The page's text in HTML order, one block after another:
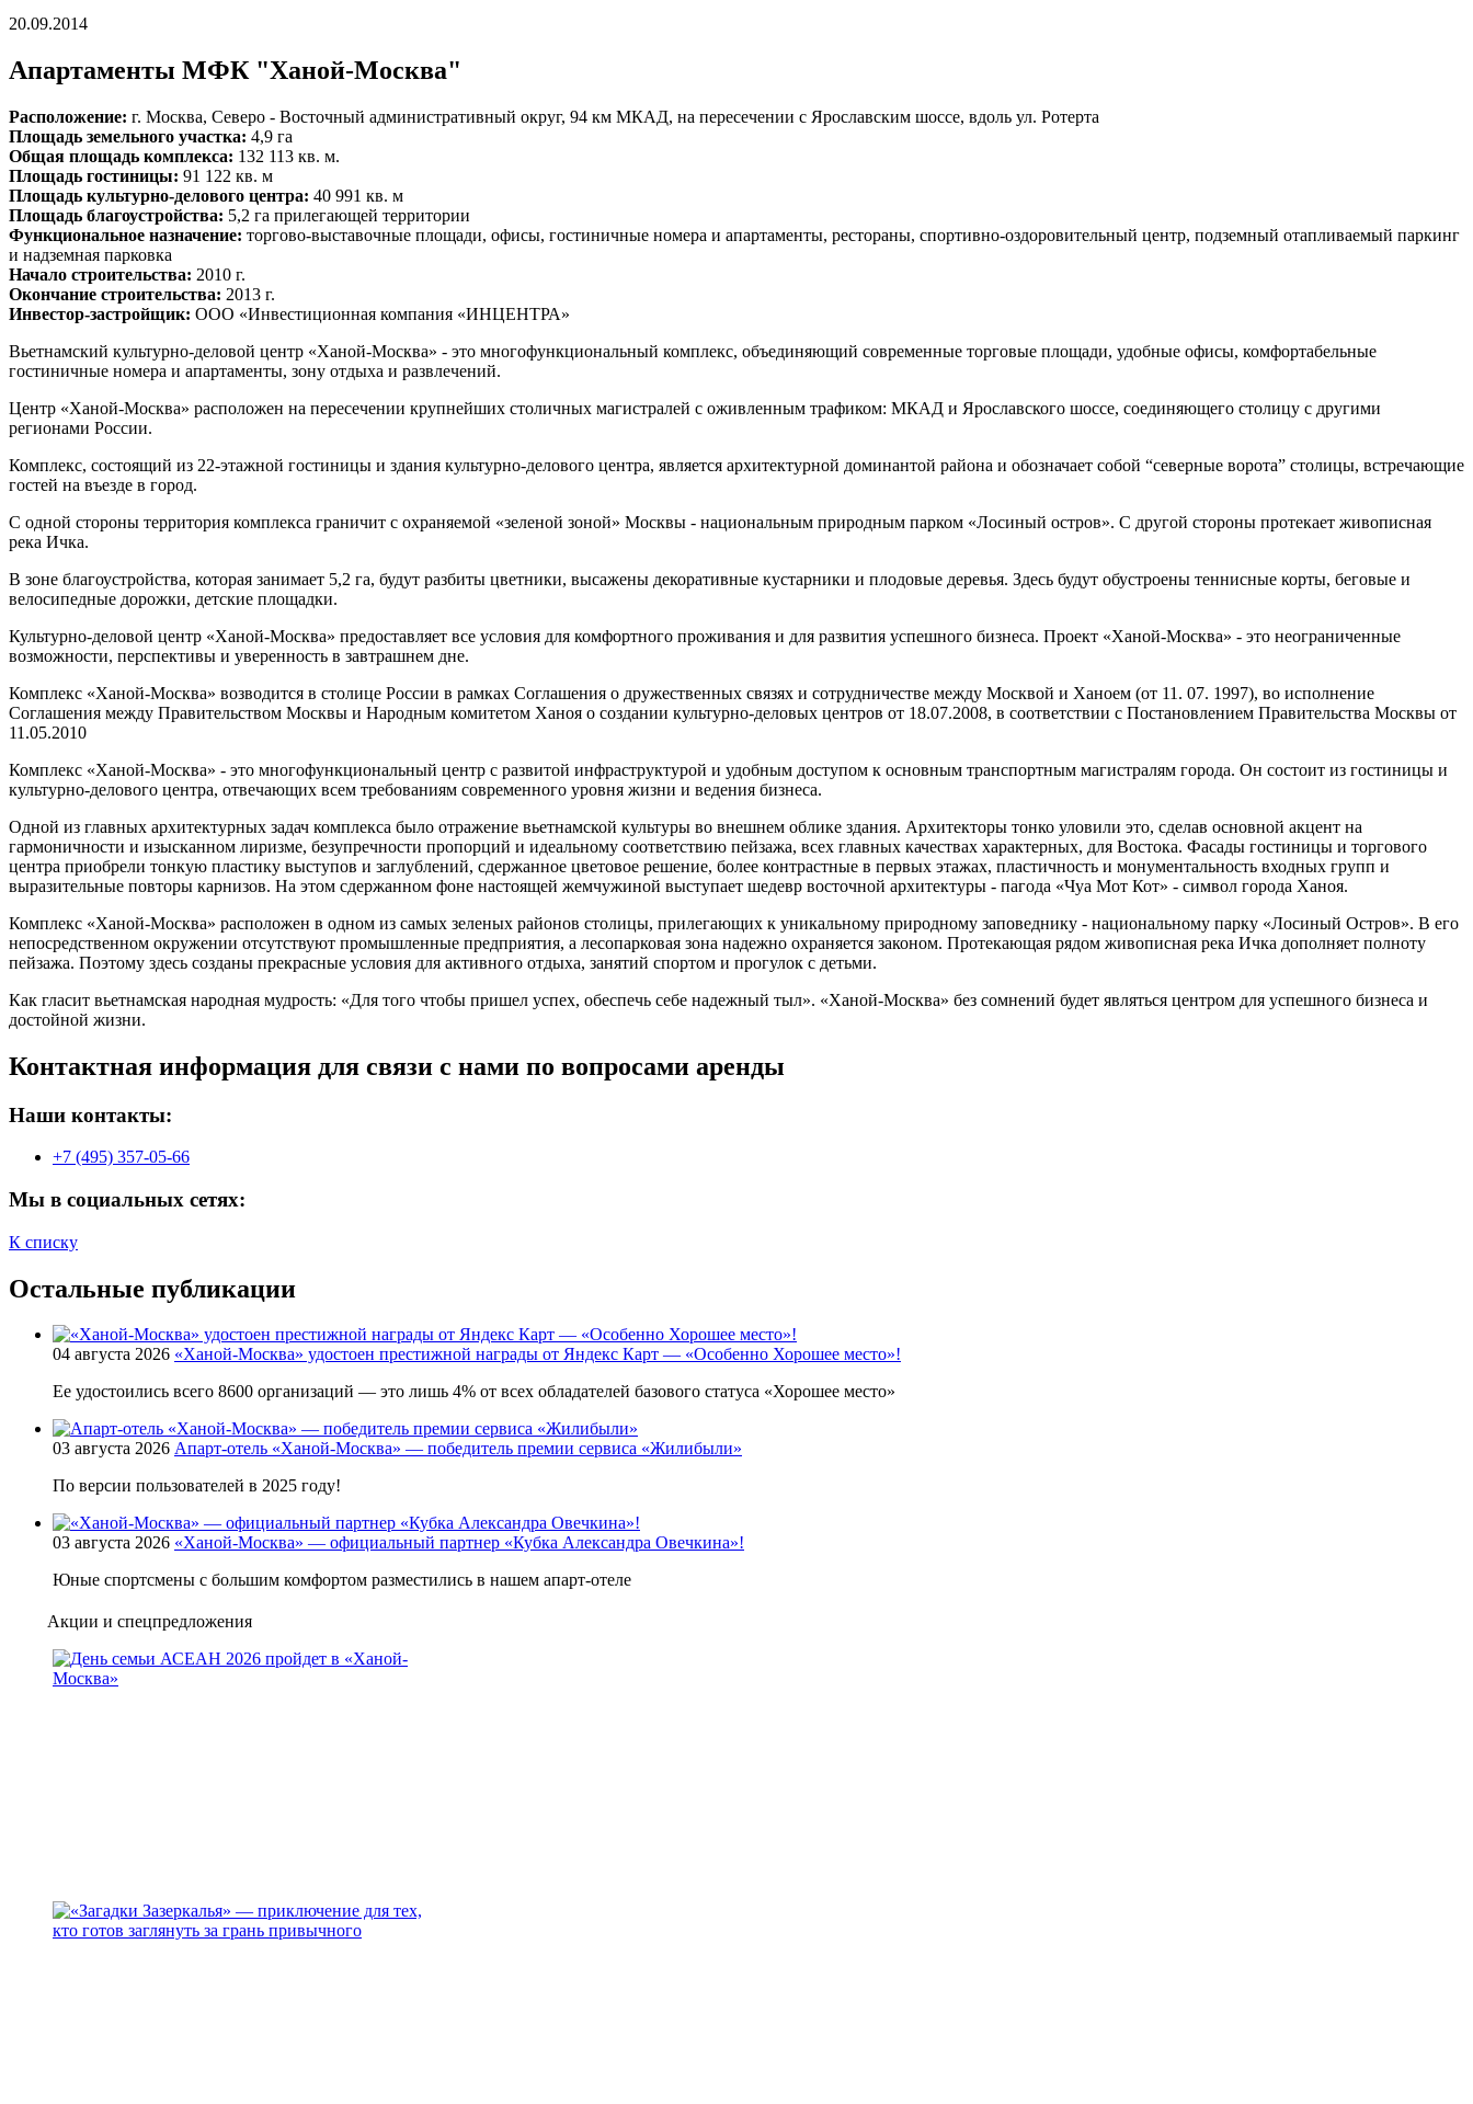
20.09.2014
Апартаменты МФК "Ханой-Москва"
Расположение: г. Москва, Северо - Восточный административный округ, 94 км МКАД, на пересечении с Ярославским шоссе, вдоль ул. Ротерта
Площадь земельного участка: 4,9 га
Общая площадь комплекса: 132 113 кв. м.
Площадь гостиницы: 91 122 кв. м
Площадь культурно-делового центра: 40 991 кв. м
Площадь благоустройства: 5,2 га прилегающей территории
Функциональное назначение: торгово-выставочные площади, офисы, гостиничные номера и апартаменты, рестораны, спортивно-оздоровительный центр, подземный отапливаемый паркинг
и надземная парковка
Начало строительства: 2010 г.
Окончание строительства: 2013 г.
Инвестор-застройщик: ООО «Инвестиционная компания «ИНЦЕНТРА»
Вьетнамский культурно-деловой центр «Ханой-Москва» - это многофункциональный комплекс, объединяющий современные торговые площади, удобные офисы, комфортабельные
гостиничные номера и апартаменты, зону отдыха и развлечений.
Центр «Ханой-Москва» расположен на пересечении крупнейших столичных магистралей с оживленным трафиком: МКАД и Ярославского шоссе, соединяющего столицу с другими
регионами России.
Комплекс, состоящий из 22-этажной гостиницы и здания культурно-делового центра, является архитектурной доминантой района и обозначает собой “северные ворота” столицы, встречающие
гостей на въезде в город.
С одной стороны территория комплекса граничит с охраняемой «зеленой зоной» Москвы - национальным природным парком «Лосиный остров». С другой стороны протекает живописная
река Ичка.
В зоне благоустройства, которая занимает 5,2 га, будут разбиты цветники, высажены декоративные кустарники и плодовые деревья. Здесь будут обустроены теннисные корты, беговые и
велосипедные дорожки, детские площадки.
Культурно-деловой центр «Ханой-Москва» предоставляет все условия для комфортного проживания и для развития успешного бизнеса. Проект «Ханой-Москва» - это неограниченные
возможности, перспективы и уверенность в завтрашнем дне.
Комплекс «Ханой-Москва» возводится в столице России в рамках Соглашения о дружественных связях и сотрудничестве между Москвой и Ханоем (от 11. 07. 1997), во исполнение
Соглашения между Правительством Москвы и Народным комитетом Ханоя о создании культурно-деловых центров от 18.07.2008, в соответствии с Постановлением Правительства Москвы от
11.05.2010
Комплекс «Ханой-Москва» - это многофункциональный центр с развитой инфраструктурой и удобным доступом к основным транспортным магистралям города. Он состоит из гостиницы и
культурно-делового центра, отвечающих всем требованиям современного уровня жизни и ведения бизнеса.
Одной из главных архитектурных задач комплекса было отражение вьетнамской культуры во внешнем облике здания. Архитекторы тонко уловили это, сделав основной акцент на
гармоничности и изысканном лиризме, безупречности пропорций и идеальному соответствию пейзажа, всех главных качествах характерных, для Востока. Фасады гостиницы и торгового
центра приобрели тонкую пластику выступов и заглублений, сдержанное цветовое решение, более контрастные в первых этажах, пластичность и монументальность входных групп и
выразительные повторы карнизов. На этом сдержанном фоне настоящей жемчужиной выступает шедевр восточной архитектуры - пагода «Чуа Мот Кот» - символ города Ханоя.
Комплекс «Ханой-Москва» расположен в одном из самых зеленых районов столицы, прилегающих к уникальному природному заповеднику - национальному парку «Лосиный Остров». В его
непосредственном окружении отсутствуют промышленные предприятия, а лесопарковая зона надежно охраняется законом. Протекающая рядом живописная река Ичка дополняет полноту
пейзажа. Поэтому здесь созданы прекрасные условия для активного отдыха, занятий спортом и прогулок с детьми.
Как гласит вьетнамская народная мудрость: «Для того чтобы пришел успех, обеспечь себе надежный тыл». «Ханой-Москва» без сомнений будет являться центром для успешного бизнеса и
достойной жизни.
Контактная информация для связи с нами по вопросами аренды
Наши контакты:
+7 (495) 357-05-66
Мы в социальных сетях:
К списку
Остальные публикации
04 августа 2026 «Ханой-Москва» удостоен престижной награды от Яндекс Карт — «Особенно Хорошее место»!
Ее удостоились всего 8600 организаций — это лишь 4% от всех обладателей базового статуса «Хорошее место»
03 августа 2026 Апарт-отель «Ханой-Москва» — победитель премии сервиса «Жилибыли»
По версии пользователей в 2025 году!
03 августа 2026 «Ханой-Москва» — официальный партнер «Кубка Александра Овечкина»!
Юные спортсмены с большим комфортом разместились в нашем апарт-отеле
Акции и спецпредложения